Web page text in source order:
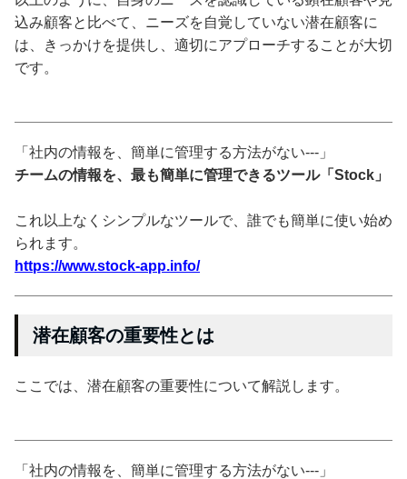
込み顧客と比べて、ニーズを自覚していない潜在顧客に
は、きっかけを提供し、適切にアプローチすることが大切
です。
「社内の情報を、簡単に管理する方法がない---」
チームの情報を、最も簡単に管理できるツール「Stock」
これ以上なくシンプルなツールで、誰でも簡単に使い始め
られます。
https://www.stock-app.info/
潜在顧客の重要性とは
ここでは、潜在顧客の重要性について解説します。
「社内の情報を、簡単に管理する方法がない---」